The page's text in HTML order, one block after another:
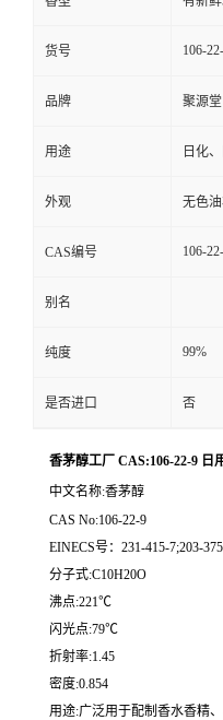
货号 106-
品牌 聚源堂
用途 日化
外观 无色
CAS编号 106-
别名
纯度 99%
是否进口 否
香茅醇工厂 CAS:106-22-9 日
中文名称:香茅醇
CAS No:106-22-9
EINECS号：231-415-7;203-
分子式:C10H20O
沸点:221℃
闪光点:79℃
折射率:1.45
密度:0.854
用途:广泛用于配制香水香精